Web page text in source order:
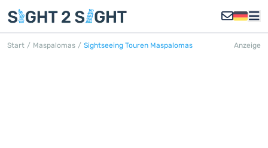
Start / Maspalomas / Sightseeing Touren Maspalomas Anzeige